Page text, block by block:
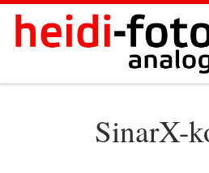
Zum Inhalt springen
SinarX-